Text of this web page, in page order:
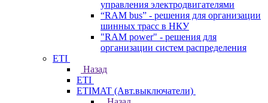
управления электродвигателями
“RAM bus” - решения для организации
шинных трасс в НКУ
"RAM power" - решения для
организации систем распределения
ETI
Назад
ETI
ETIMAT (Авт.выключатели)